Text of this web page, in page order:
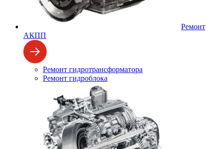
Ремонт
АКПП
Ремонт гидротрансформатора
Ремонт гидроблока